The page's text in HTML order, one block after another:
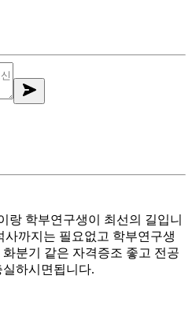
랑 학부연구생이 최선의 길입니
사까지는 필요없고 학부연구생
분기 같은 자격증조 좋고 전공
하시면됩니다.